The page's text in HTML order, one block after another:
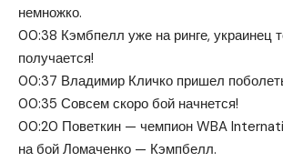
немножко.
00:38 Кэмбпелл уже на ринге, украинец
получается!
00:37 Владимир Кличко пришел
00:35 Совсем скоро бой начнется!
00:20 Поветкин — чемпион WBA
на бой Ломаченко — Кэмпбелл.